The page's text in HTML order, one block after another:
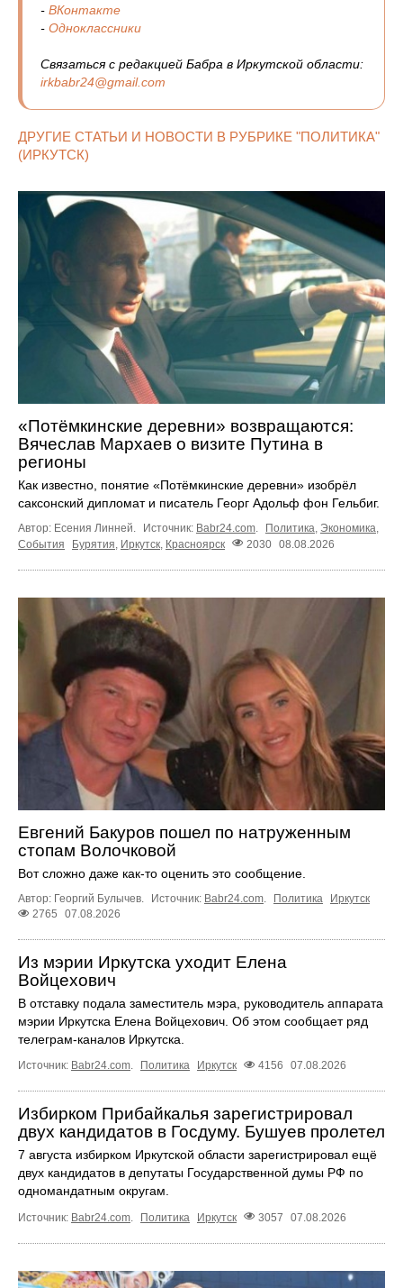
- ВКонтакте
- Одноклассники
Связаться с редакцией Бабра в Иркутской области:
irkbabr24@gmail.com
ДРУГИЕ СТАТЬИ И НОВОСТИ В РУБРИКЕ "ПОЛИТИКА"
(ИРКУТСК)
«Потёмкинские деревни» возвращаются:
Вячеслав Мархаев о визите Путина в
регионы
Как известно, понятие «Потёмкинские деревни» изобрёл
саксонский дипломат и писатель Георг Адольф фон Гельбиг.
Автор: Есения Линней. Источник: Babr24.com. Политика, Экономика,
События
Бурятия Иркутск Красноярск 2030 08.08.2026
Евгений Бакуров пошел по натруженным
стопам Волочковой
Вот сложно даже как-то оценить это сообщение.
Автор: Георгий Булычев. Источник: Babr24.com. Политика
Иркутск
2765
07.08.2026
Из мэрии Иркутска уходит Елена
Войцехович
В отставку подала заместитель мэра, руководитель аппарата
мэрии Иркутска Елена Войцехович. Об этом сообщает ряд
телеграм‑каналов Иркутска.
Источник: Babr24.com. Политика Иркутск 4156 07.08.2026
Избирком Прибайкалья зарегистрировал
двух кандидатов в Госдуму. Бушуев пролетел
7 августа избирком Иркутской области зарегистрировал ещё
двух кандидатов в депутаты Государственной думы РФ по
одномандатным округам.
Источник: Babr24.com Политика Иркутск 3057 07.08.2026